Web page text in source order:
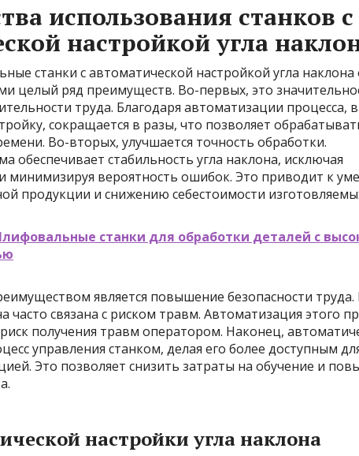
использования станков с
настройкой угла
станки с автоматической настройкой угла
целый ряд преимуществ. Во-первых, это
труда. Благодаря автоматизации процесса,
сокращается в разы, что позволяет
Во-вторых, улучшается точность обработки.
обеспечивает стабильность угла наклона, исключая
минимизируя вероятность ошибок. Это приводит к
продукции и снижению себестоимости
станки для обработки деталей с
является повышение безопасности труда.
часто связана с риском травм. Автоматизация этого
получения травм оператором. Наконец,
управления станком, делая его более доступным
Это позволяет снизить затраты на обучение и
настройки угла наклона